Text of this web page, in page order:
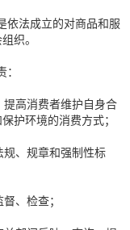
法成立的对商品和服
织。
高消费者维护自身合
护环境的消费方式；
、规章和强制性标
、检查；